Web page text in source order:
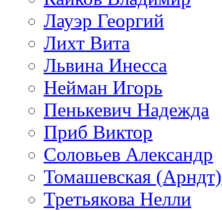
Лауэр Георгий
Лихт Вита
Львина Инесса
Нейман Игорь
Пенькевич Надежда
Приб Виктор
Соловьев Александр
Томашевская
Третьякова Нелли